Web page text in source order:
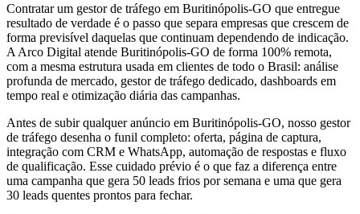
Contratar um gestor de tráfego em Buritinópolis-GO que entregue
resultado de verdade é o passo que separa empresas que crescem de
forma previsível daquelas que continuam dependendo de indicação.
A Arco Digital atende Buritinópolis-GO de forma 100% remota,
com a mesma estrutura usada em clientes de todo o Brasil: análise
profunda de mercado, gestor de tráfego dedicado, dashboards em
tempo real e otimização diária das campanhas.
Antes de subir qualquer anúncio em Buritinópolis-GO, nosso gestor
de tráfego desenha o funil completo: oferta, página de captura,
integração com CRM e WhatsApp, automação de respostas e fluxo
de qualificação. Esse cuidado prévio é o que faz a diferença entre
uma campanha que gera 50 leads frios por semana e uma que gera
30 leads quentes prontos para fechar.